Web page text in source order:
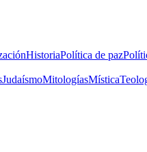
HistoriaPolítica de paz
JudaísmoMitologíasMística